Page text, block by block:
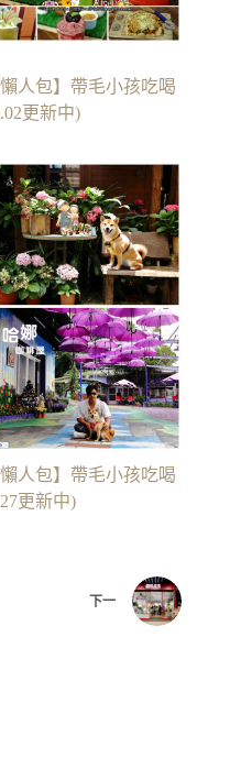
人包】帶毛小孩吃喝
更新中)
人包】帶毛小孩吃喝
更新中)
下一